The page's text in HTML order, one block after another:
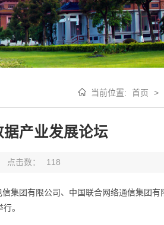
当前位置: 首页 >
产业发展论坛
点击数： 118
集团有限公司、中国联合网络通信集团有
。